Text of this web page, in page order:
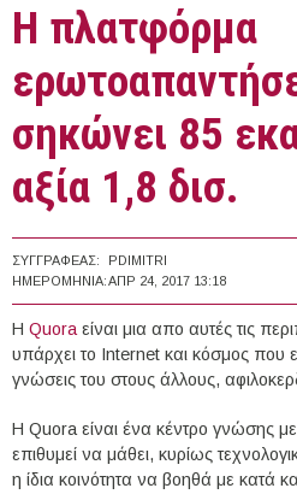
H πλατφόρμα
σηκώνει 85
αξία 1,8 δισ.
ΣΥΓΓΡΑΦΈΑΣ:
PDIMITRI
ΗΜΕΡΟΜΗΝΊΑ:ΑΠΡ 24, 2017 13:18
Η Quora είναι μια απο αυτές τις
υπάρχει το Internet και κόσμος που
γνώσεις του στους άλλους,
Η Quora είναι ένα κέντρο γνώσης με
επιθυμεί να μάθει, κυρίως
η ίδια κοινότητα να βοηθά με κατά